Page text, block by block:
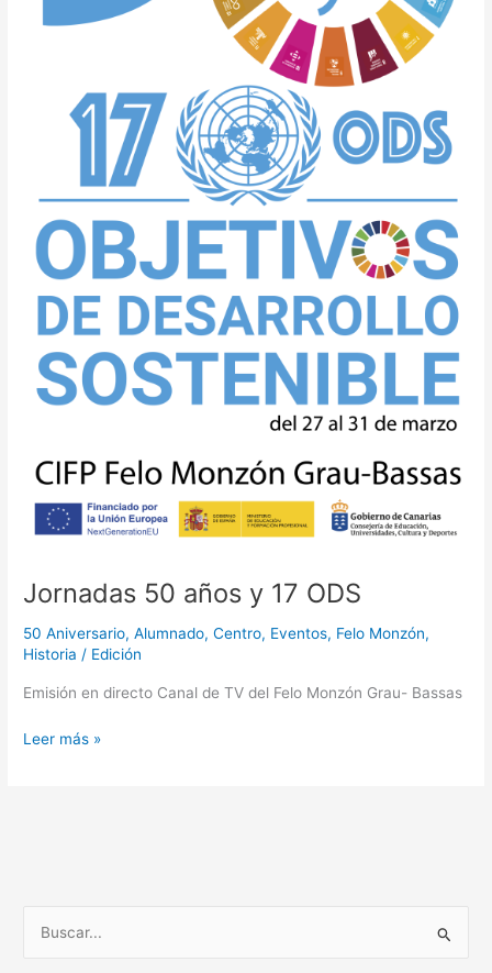
Jornadas 50 años y 17 ODS
50 Aniversario,Alumnado,Centro, Eventos, Felo Monzón,
Historia / Edición
Emisión en directo Canal de TV del Felo Monzón Grau- Bassas
Leer más »